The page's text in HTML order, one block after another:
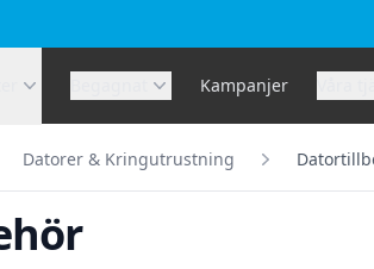
Kampanjer
Datorer & Kringutrustning